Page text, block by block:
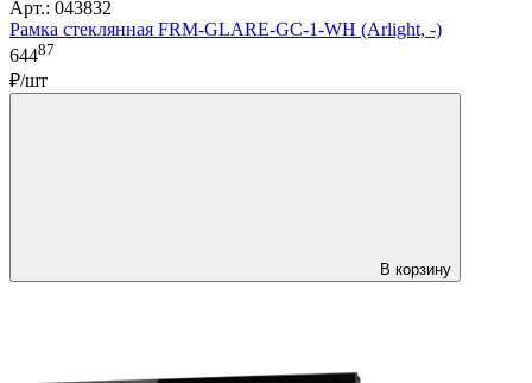
Арт.: 043832
Рамка стеклянная FRM-GLARE-GC-1-WH (Arlight, -)
64487
₽/шт
В корзину